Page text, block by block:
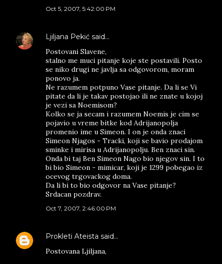
Oct 5, 2007, 5:42:00 PM
Ljiljana Pekić said…
Postovani Slavene,
stalno me muci pitanje koje ste postavili. Posto
se niko drugi ne javlja sa odgovorom, moram
ponovo ja.
Ne razumem potpuno Vase pitanje. Da li se Vi
pitate da li je takav postojao ili ne znate u kojoj
je vezi sa Noemisom?
Kolko se ja secam i razumem Noemis je cim se
pojavio u vreme bitke kod Adrijanopolja
promenio ime u Simeon. I on je onda znaci
Simeon Njagos - Tracki, koji se bavio prodajom
sminke i mirisa u Adrijanopolju. Ben znaci sin.
Onda bi taj Ben Simeon Nago bio njegov sin. I to
bi bio Simeon - mimicar, koji je 1299 pobegao iz
ocevog trgovackog doma.
Da li bi to bio odgovor na Vase pitanje?
Srdacan pozdrav.
Oct 7, 2007, 2:46:00 PM
Prokleti Ateista said…
Postovana Ljiljana,